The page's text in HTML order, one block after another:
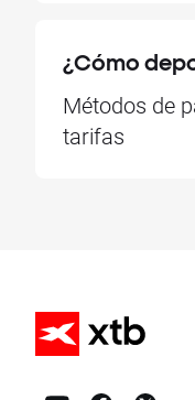
¿Cómo
Métodos de
tarifas